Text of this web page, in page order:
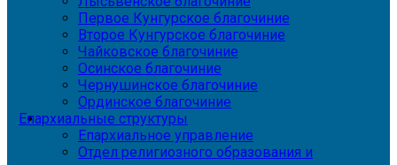
Первое Кунгурское благочиние
Второе Кунгурское благочиние
Чайковское благочиние
Осинское благочиние
Чернушинское благочиние
Ординское благочиние
Епархиальные структуры
Епархиальное управление
Отдел религиозного образования и